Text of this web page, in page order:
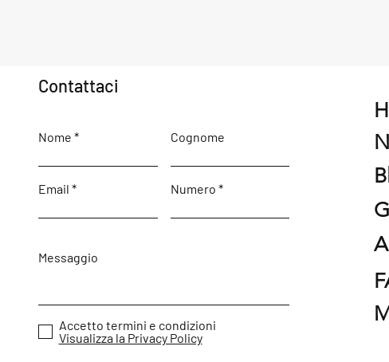
Contattaci
Nome Cognome
Email Numero
Messaggio
Accetto termini e condizioni
Visualizza la Privacy Policy